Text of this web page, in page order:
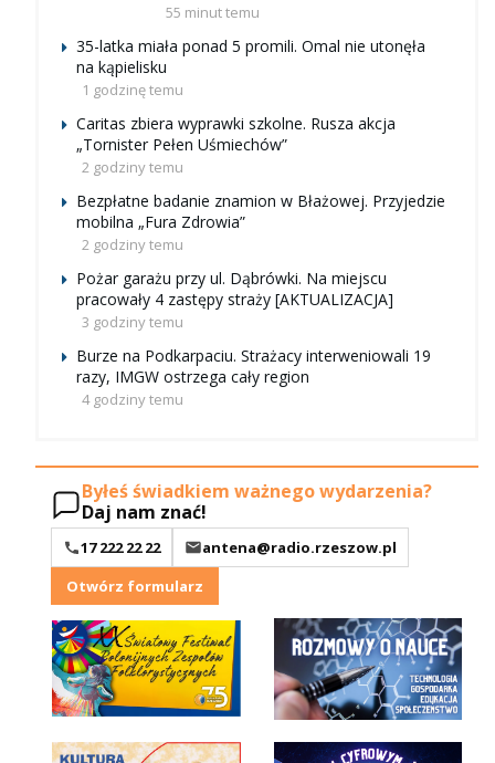
55 minut temu
35-latka miała ponad 5 promili. Omal nie utonęła
na kąpielisku
1 godzinę temu
Caritas zbiera wyprawki szkolne. Rusza akcja
„Tornister Pełen Uśmiechów”
2 godziny temu
Bezpłatne badanie znamion w Błażowej. Przyjedzie
mobilna „Fura Zdrowia”
2 godziny temu
Pożar garażu przy ul. Dąbrówki. Na miejscu
pracowały 4 zastępy straży [AKTUALIZACJA]
3 godziny temu
Burze na Podkarpaciu. Strażacy interweniowali 19
razy, IMGW ostrzega cały region
4 godziny temu
Byłeś świadkiem ważnego wydarzenia?
Daj nam znać!
17 222 22 22
antena@radio.rzeszow.pl
Otwórz formularz